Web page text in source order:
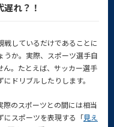
れ？！
しているだけであることに
うか。実際、スポーツ選手自
ん。たとえば、サッカー選手
ドリブルしたりします。
のスポーツとの間には相当
にスポーツを表現する「見え